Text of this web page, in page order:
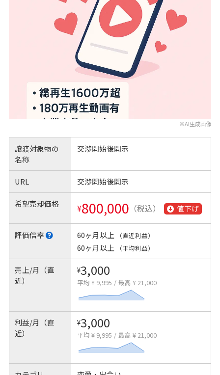
※AI生成画像
譲渡対象物の
名称
交渉開始後開示
URL 交渉開始後開示
希望売却価格 ¥800,000 （税込） 値下げ
評価倍率 60ヶ月以上 （直近利益）
60ヶ月以上 （平均利益）
売上/月（直
近）
¥3,000
平均 ¥ 9,995 / 最高 ¥ 21,000
利益/月（直
近）
¥3,000
平均 ¥ 9,995 / 最高 ¥ 21,000